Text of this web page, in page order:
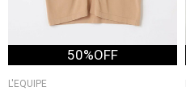
50%OFF
L'EQUIPE